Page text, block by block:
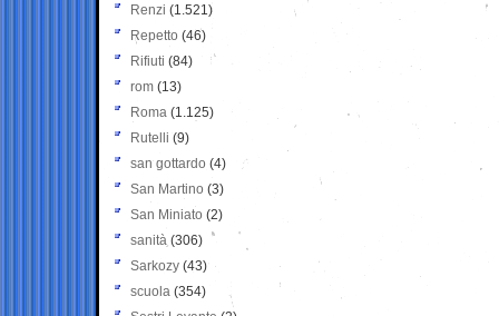
Renzi (1.521)
Repetto (46)
Rifiuti (84)
rom (13)
Roma (1.125)
Rutelli (9)
san gottardo (4)
San Martino (3)
San Miniato (2)
sanità (306)
Sarkozy (43)
scuola (354)